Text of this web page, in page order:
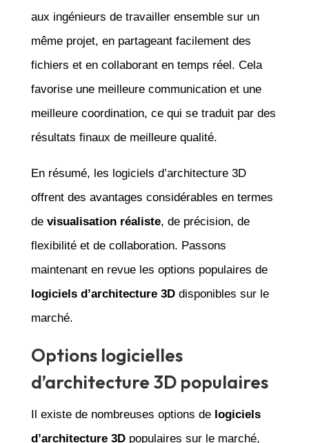
aux ingénieurs de travailler ensemble sur un
même projet, en partageant facilement des
fichiers et en collaborant en temps réel. Cela
favorise une meilleure communication et une
meilleure coordination, ce qui se traduit par des
résultats finaux de meilleure qualité.
En résumé, les logiciels d’architecture 3D
offrent des avantages considérables en termes
de visualisation réaliste, de précision, de
flexibilité et de collaboration. Passons
maintenant en revue les options populaires de
logiciels d’architecture 3Ddisponibles sur le
marché.
Options logicielles
d’architecture 3D populaires
Il existe de nombreuses options de logiciels
d’architecture 3Dpopulaires sur le marché,